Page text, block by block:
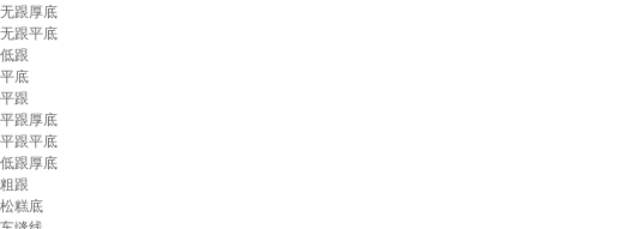
无跟厚底
无跟平底
低跟
平底
平跟
平跟厚底
平跟平底
低跟厚底
粗跟
松糕底